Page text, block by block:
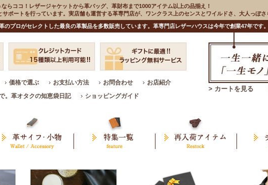
らココ！レザージャケットから革バッグ、革財布まで1000アイテム以上の品揃え！
ポートを行っています。実店舗も運営する革専門店が、ワンクラス上のセンスとワイルドさ、大人っぽさ
のプロがセレクトした最良の革製品を多数販売しています。革専門店レザーハウスは今年で創業47年です。
価格で選ぶ お支払い方法 お問合わせ
お店紹介
。革オタクの知恵袋日記
ショッピングガイド
> カートを見る